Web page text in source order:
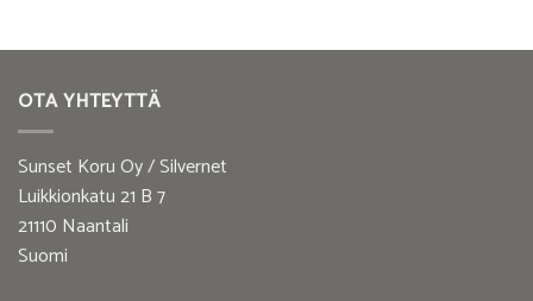
OTA YHTEYTTÄ
Sunset Koru Oy / Silvernet
Luikkionkatu 21 B 7
21110 Naantali
Suomi